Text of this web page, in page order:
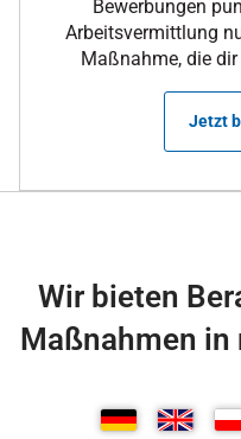
Bewerbungen
Arbeitsvermittlung
Maßnahme, die
Jetzt
Wir bieten
Maßnahmen in